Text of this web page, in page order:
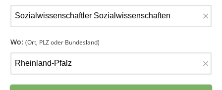
×
Wo: (Ort, PLZ oder Bundesland)
×